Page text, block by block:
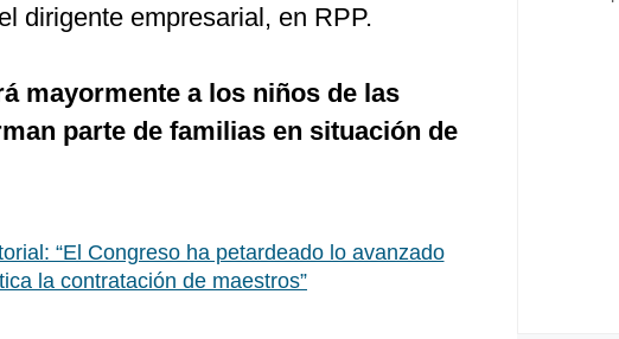
dirigente empresarial, en RPP.
mayormente a los niños de las
parte de familias en situación de
“El Congreso ha petardeado lo avanzado
la contratación de maestros”